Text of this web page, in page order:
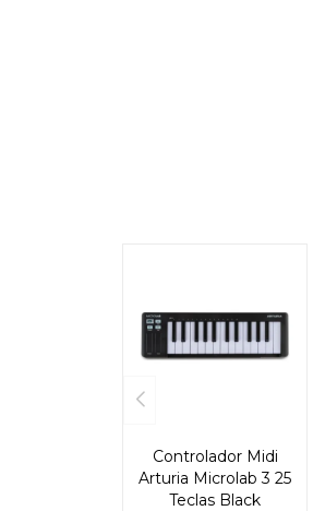
Controlador Midi
Arturia Microlab 3 25
Teclas Black